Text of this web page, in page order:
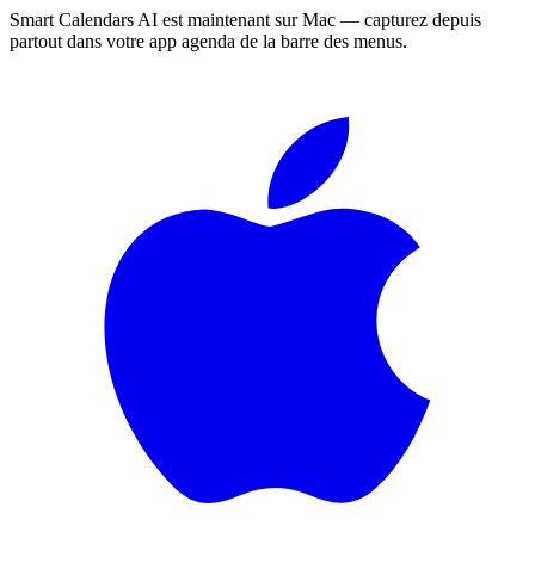
Smart Calendars AI est maintenant sur Mac — capturez depuis
partout dans votre app agenda de la barre des menus.